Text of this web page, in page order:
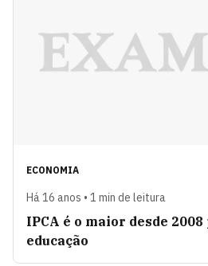
ECONOMIA
Há 16 anos • 1 min de leitura
IPCA é o maior desde
educação